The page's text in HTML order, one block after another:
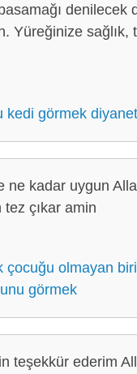
denilecek
Yüreğinize sağlık,
kedi görmek diyanet
ne kadar uygun
çıkar amin
çocuğu olmayan
görmek
teşekkür ederim